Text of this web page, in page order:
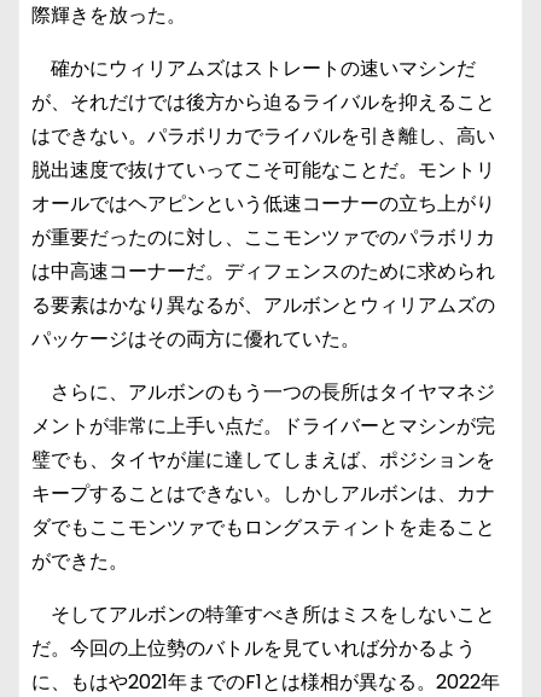
際輝きを放った。
確かにウィリアムズはストレートの速いマシンだ
が、それだけでは後方から迫るライバルを抑えること
はできない。パラボリカでライバルを引き離し、高い
脱出速度で抜けていってこそ可能なことだ。モントリ
オールではヘアピンという低速コーナーの立ち上がり
が重要だったのに対し、ここモンツァでのパラボリカ
は中高速コーナーだ。ディフェンスのために求められ
る要素はかなり異なるが、アルボンとウィリアムズの
パッケージはその両方に優れていた。
さらに、アルボンのもう一つの長所はタイヤマネジ
メントが非常に上手い点だ。ドライバーとマシンが完
璧でも、タイヤが崖に達してしまえば、ポジションを
キープすることはできない。しかしアルボンは、カナ
ダでもここモンツァでもロングスティントを走ること
ができた。
そしてアルボンの特筆すべき所はミスをしないこと
だ。今回の上位勢のバトルを見ていれば分かるよう
に、もはや2021年までのF1とは様相が異なる。2022年